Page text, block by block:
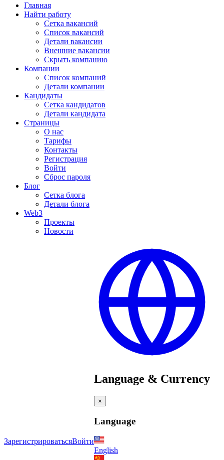
Главная
Найти работу
Сетка вакансий
Список вакансий
Детали вакансии
Внешние вакансии
Скрыть компанию
Компании
Список компаний
Детали компании
Кандидаты
Сетка кандидатов
Детали кандидата
Страницы
О нас
Тарифы
Контакты
Регистрация
Войти
Сброс пароля
Блог
Сетка блога
Детали блога
Web3
Проекты
Новости
ЗарегистрироватьсяВойти
Language & Currency
×
Language
English